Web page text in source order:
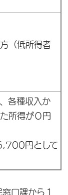
（低所得者
各種収入か
所得が０円
円として
口課から１